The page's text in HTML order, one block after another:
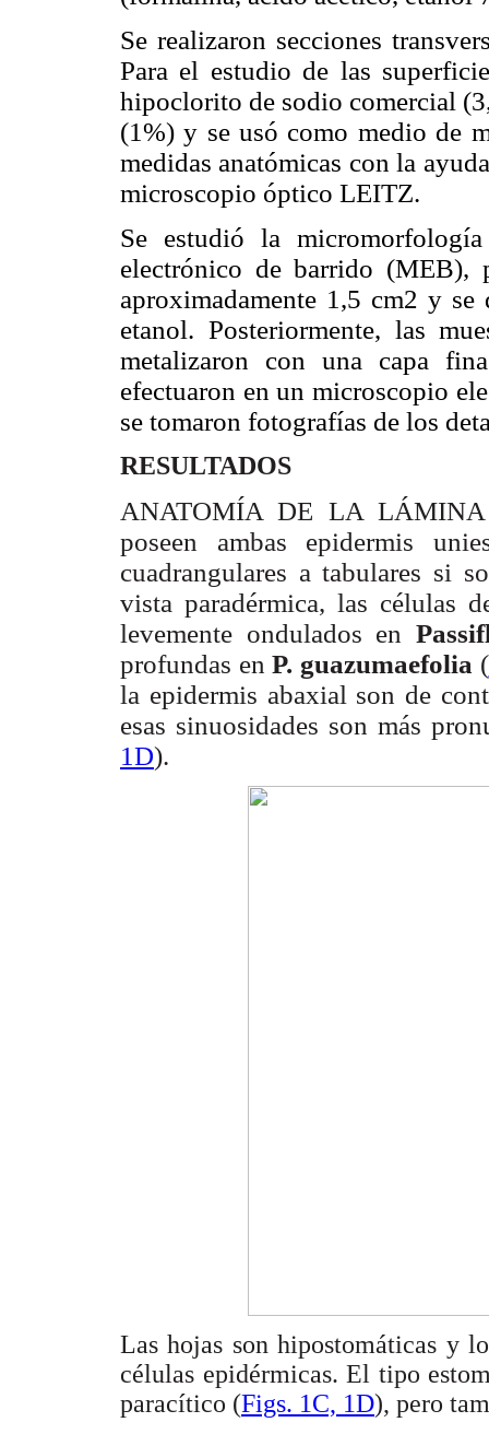
Se realizaron secciones
Para el estudio de las
hipoclorito de sodio comercial
(1%) y se usó como medio de
medidas anatómicas con la
microscopio óptico LEITZ.
Se estudió la
electrónico de barrido (MEB),
aproximadamente 1,5 cm2 y se
etanol. Posteriormente, las
metalizaron con una capa
efectuaron en un microscopio
se tomaron fotografías de los
RESULTADOS
ANATOMÍA DE LA LÁMINA
poseen ambas epidermis
cuadrangulares a tabulares si
vista paradérmica, las células
levemente ondulados en
profundas enP. guazumaefolia (
la epidermis abaxial son de
esas sinuosidades son más
1D).
Las hojas son hipostomáticas y
células epidérmicas. El tipo
paracítico (Figs. 1C, 1D), pero